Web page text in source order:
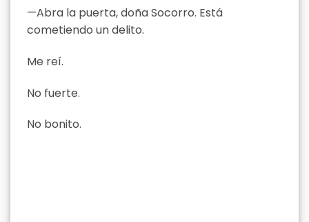
—Abra la puerta, doña Socorro. Está
cometiendo un delito.
Me reí.
No fuerte.
No bonito.